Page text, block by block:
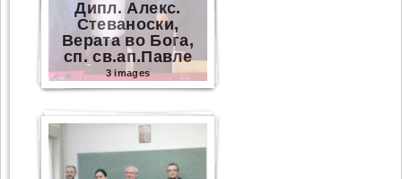
Дипл. Алекс.
Стеваноски,
Верата во Бога,
сп. св.ап.Павле
3 images